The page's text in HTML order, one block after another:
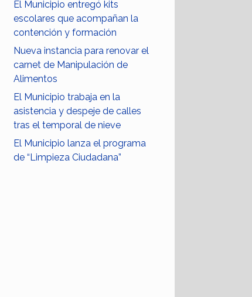
El Municipio entregó kits
escolares que acompañan la
contención y formación
Nueva instancia para renovar el
carnet de Manipulación de
Alimentos
El Municipio trabaja en la
asistencia y despeje de calles
tras el temporal de nieve
El Municipio lanza el programa
de “Limpieza Ciudadana”